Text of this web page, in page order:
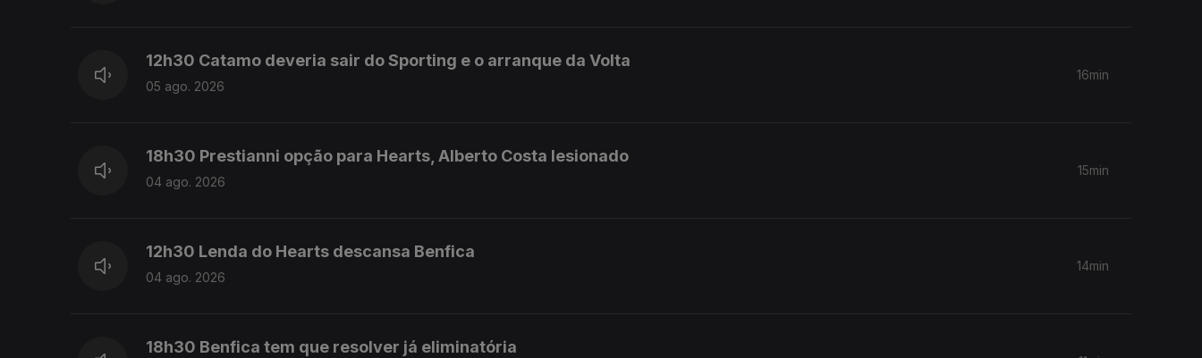
12h30 Catamo deveria sair do Sporting e o arranque da Volta
05 ago. 2026
16min
18h30 Prestianni opção para Hearts, Alberto Costa lesionado
04 ago. 2026
15min
12h30 Lenda do Hearts descansa Benfica
04 ago. 2026
14min
18h30 Benfica tem que resolver já eliminatória